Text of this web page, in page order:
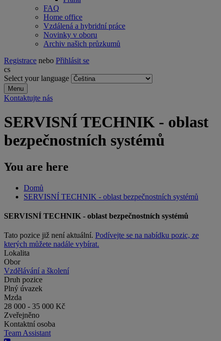
FAQ
Home office
Vzdálená a hybridní práce
Novinky v oboru
Archiv našich průzkumů
Registrace nebo Přihlásit se
cs
Select your language
Menu
Kontaktujte nás
SERVISNÍ TECHNIK - oblast
bezpečnostních systémů
You are here
Domů
SERVISNÍ TECHNIK - oblast bezpečnostních systémů
SERVISNÍ TECHNIK - oblast bezpečnostních systémů
Tato pozice již není aktuální. Podívejte se na nabídku pozic, ze
kterých můžete nadále vybírat.
Lokalita
Obor
Vzdělávání a školení
Druh pozice
Plný úvazek
Mzda
28 000 - 35 000 Kč
Zveřejněno
Kontaktní osoba
Team Assistant